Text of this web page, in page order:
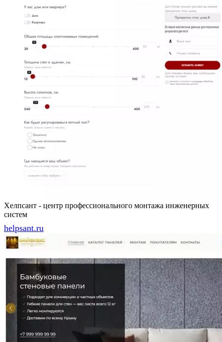
Хелпсант - центр профессионального монтажа инженерных
систем
helpsant.ru